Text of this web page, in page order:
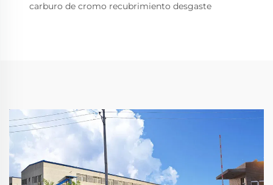
carburo de cromo recubrimiento desgaste